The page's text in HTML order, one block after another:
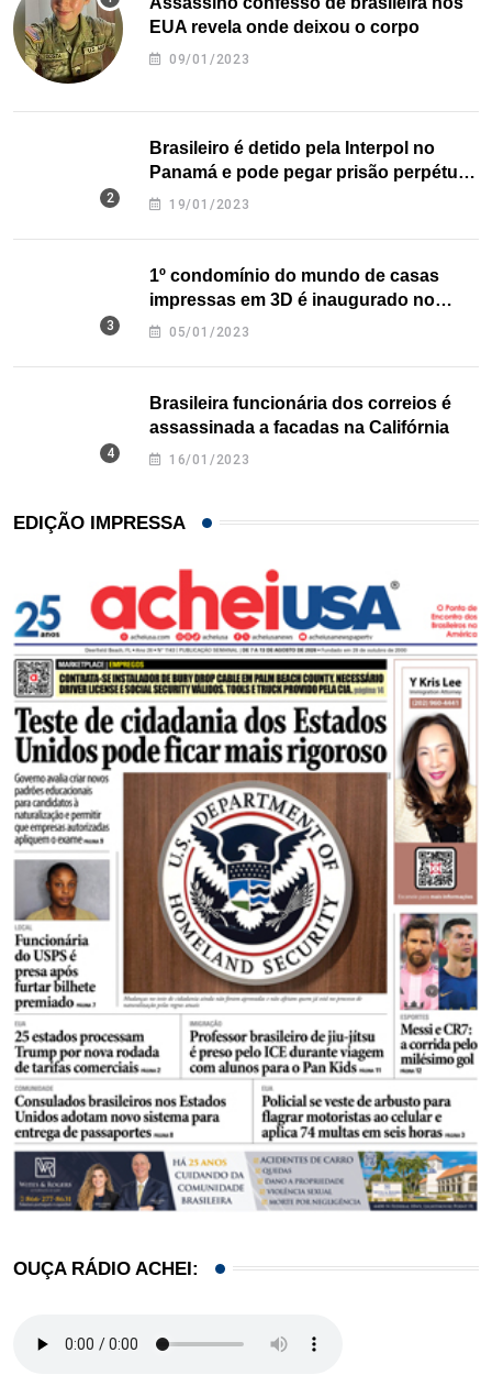
EUA revela onde deixou o corpo
09/01/2023
Brasileiro é detido pela Interpol no
Panamá e pode pegar prisão perpétua
nos EUA
19/01/2023
1º condomínio do mundo de casas
impressas em 3D é inaugurado no
Texas
05/01/2023
Brasileira funcionária dos correios é
assassinada a facadas na Califórnia
16/01/2023
EDIÇÃO IMPRESSA
OUÇA RÁDIO ACHEI: